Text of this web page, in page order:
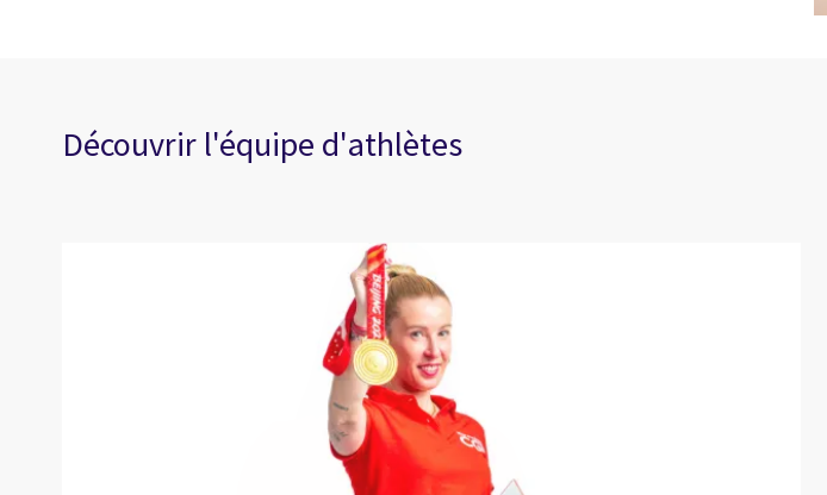
Découvrir l'équipe d'athlètes